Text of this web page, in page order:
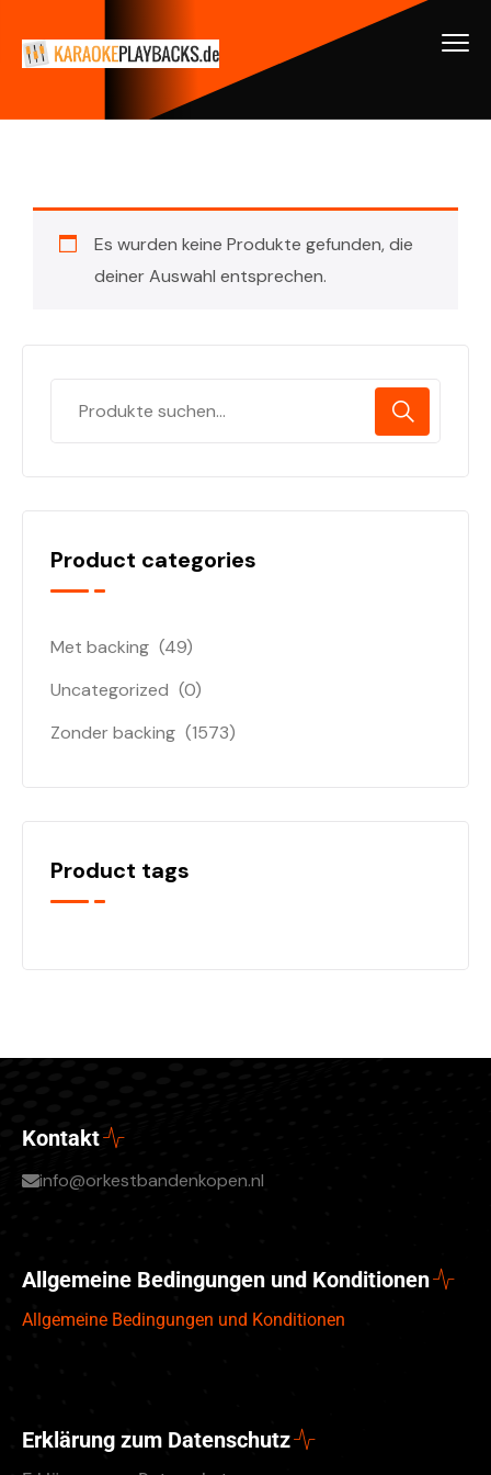
Es wurden keine Produkte gefunden, die
deiner Auswahl entsprechen.
Product categories
Met backing (49)
Uncategorized (0)
Zonder backing (1573)
Product tags
Kontakt
info@orkestbandenkopen.nl
Allgemeine Bedingungen und Konditionen
Allgemeine Bedingungen und Konditionen
Erklärung zum Datenschutz